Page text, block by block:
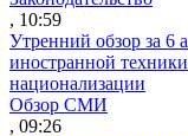
, 10:59
Утренний обзор за 6
иностранной
национализации
Обзор СМИ
, 09:26